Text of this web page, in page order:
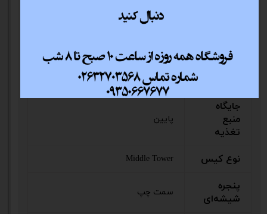
ارتفاع
خنک کننده
160 میلی‌متر
جایگاه
منبع
تغذیه
پایین
نوع کیس Middle Tower
پنجره
شیشه‌ای
سمت چپ